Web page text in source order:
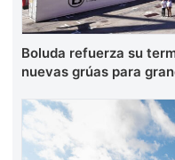
Boluda refuerza su
nuevas grúas para